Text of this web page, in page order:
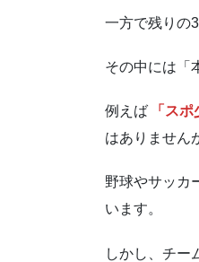
一方で残りの
その中には「
例えば 「ス
はありません
野球やサッカ
います。
しかし、チー